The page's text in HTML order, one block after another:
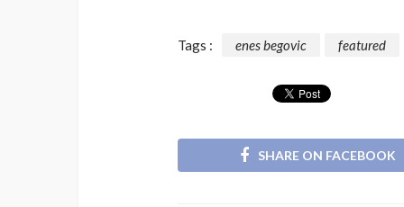
Tags : enes begovic featured
SHARE ON FACEBOOK